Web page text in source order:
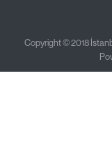
Copyright © 2018